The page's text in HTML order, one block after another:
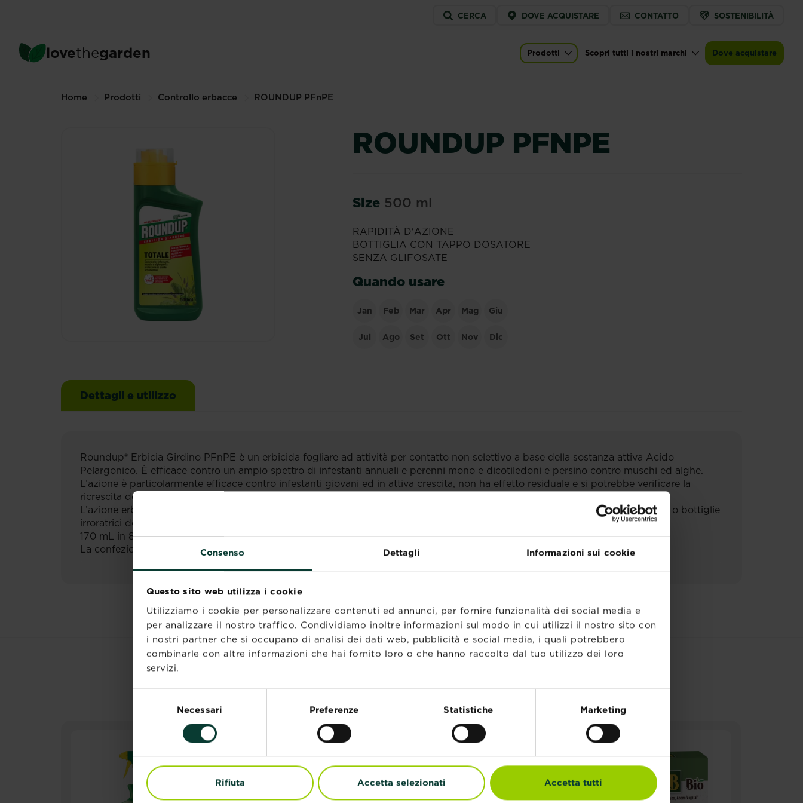
Consenso Dettagli Informazioni sui cookie
Questo sito web utilizza i cookie
Utilizziamo i cookie per personalizzare contenuti ed annunci, per fornire funzionalità dei social media e
per analizzare il nostro traffico. Condividiamo inoltre informazioni sul modo in cui utilizzi il nostro sito con
i nostri partner che si occupano di analisi dei dati web, pubblicità e social media, i quali potrebbero
combinarle con altre informazioni che hai fornito loro o che hanno raccolto dal tuo utilizzo dei loro
servizi.
Necessari Preferenze Statistiche Marketing
Rifiuta Accetta selezionati Accetta tutti
principale
Service
menu
CERCA DOVE ACQUISTARE CONTATTO SOSTENIBILITÀ
lovethegarden Main navigation
Prodotti Scopri tutti i nostri marchi Dove acquistare
Home Prodotti Controllo erbacce ROUNDUP PFnPE
ROUNDUP PFNPE
Size 500 ml
RAPIDITÀ D'AZIONE
BOTTIGLIA CON TAPPO DOSATORE
SENZA GLIFOSATE
Quando usare
Jan Feb Mar Apr Mag Giu
Jul Ago Set Ott Nov Dic
Dettagli e utilizzo
Roundup® Erbicia Girdino PFnPE è un erbicida fogliare ad attività per contatto non selettivo a base della sostanza attiva Acido
Pelargonico. È efficace contro un ampio spettro di infestanti annuali e perenni mono e dicotiledoni e persino contro muschi ed alghe.
L’azione è particolarmente efficace contro infestanti giovani ed in attiva crescita, non ha effetto residuale e si potrebbe verificare la
ricrescita delle infestanti controllate, in tal caso ripetere il trattamento.
L’azione erbicida del prodotto si manifesta entro un giorno. Utilizzare, a seconda della superficie da trattare, pompe a spalla o bottiglie
irroratrici dotate di erogatore meccanico, evitando il contatto con le colture se non ben lignificate.
170 mL in 830 ml di soluzione.
La confezione da 500 ml è da diluire in 2,5 litri di soluzione per trattare 30 m2
PRODOTTI CORRELATI